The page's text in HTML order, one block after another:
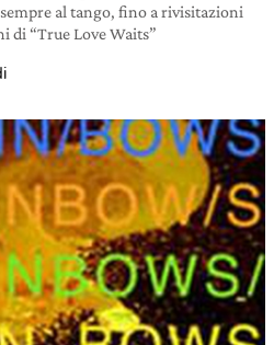
al tango, fino a rivisitazioni
di “True Love Waits”